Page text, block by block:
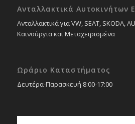
Ανταλλακτικά Αυτοκινήτων
Ανταλλακτικά για VW, SEAT, SKODA,
Καινούργια και Μεταχειρισμένα
Ωράριο Καταστήματος
Δευτέρα-Παρασκευή 8:00-17:00